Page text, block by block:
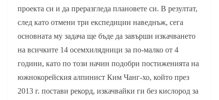
проекта си и да преразгледа плановете си. В резултат,
след като отмени три експедиции наведнъж, сега
основната му задача ще бъде да завърши изкачването
на всичките 14 осемхилядници за по-малко от 4
години, като по този начин подобри постиженията на
южнокорейския алпинист Ким Чанг-хо, който през
2013 г. постави рекорд, изкачвайки ги без кислород за